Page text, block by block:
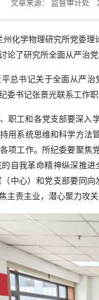
文章来源： 监督审计处
州化学物理研究所党委
论了研究所全面从严治
平总书记关于全面从严
委书记张景光联系工作
职工和各党支部要深入
用系统思维和科学方法
项工作。所纪委要聚焦
自我革命精神纵深推
中心）和党支部要同
主责主业，潜心聚力攻